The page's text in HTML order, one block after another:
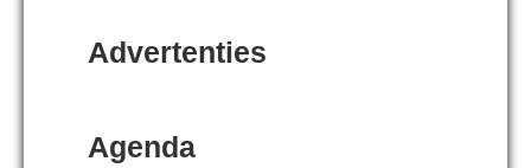
Advertenties
Agenda